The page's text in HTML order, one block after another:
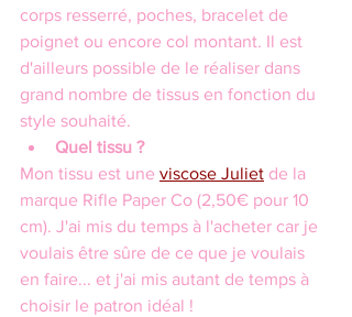
corps resserré, poches, bracelet de
poignet ou encore col montant. Il est
d'ailleurs possible de le réaliser dans
grand nombre de tissus en fonction du
style souhaité.
Quel tissu ?
Mon tissu est une viscose Juliet de la
marque Rifle Paper Co (2,50€ pour 10
cm). J'ai mis du temps à l'acheter car je
voulais être sûre de ce que je voulais
en faire... et j'ai mis autant de temps à
choisir le patron idéal !